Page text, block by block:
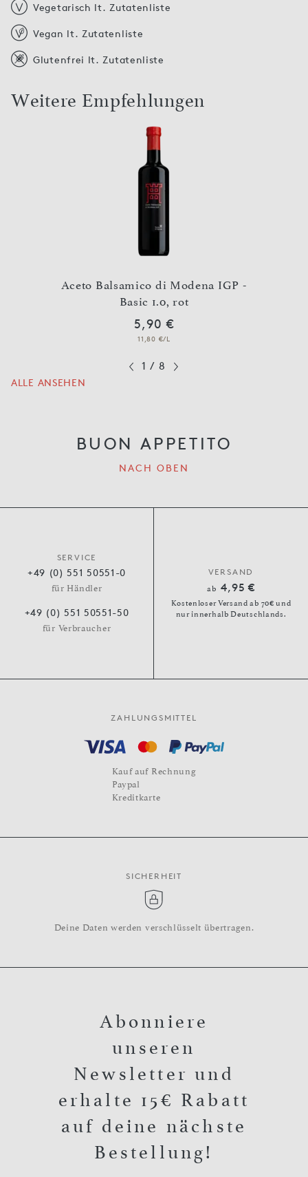
Vegetarisch lt. Zutatenliste
Vegan lt. Zutatenliste
Glutenfrei lt. Zutatenliste
Weitere Empfehlungen
Aceto Balsamico di Modena IGP -
Basic 1.0, rot
5,90 €
11,80 €/L
1 / 8
ALLE ANSEHEN
BUON APPETITO
NACH OBEN
SERVICE
+49 (0) 551 50551-0
für Händler
+49 (0) 551 50551-50
für Verbraucher
VERSAND
ab 4,95 €
Kostenloser Versand ab 70€ und
nur innerhalb Deutschlands.
ZAHLUNGSMITTEL
Kauf auf Rechnung
Paypal
Kreditkarte
SICHERHEIT
Deine Daten werden verschlüsselt übertragen.
Abonniere
unseren
Newsletter und
erhalte 15€ Rabatt
auf deine nächste
Bestellung!